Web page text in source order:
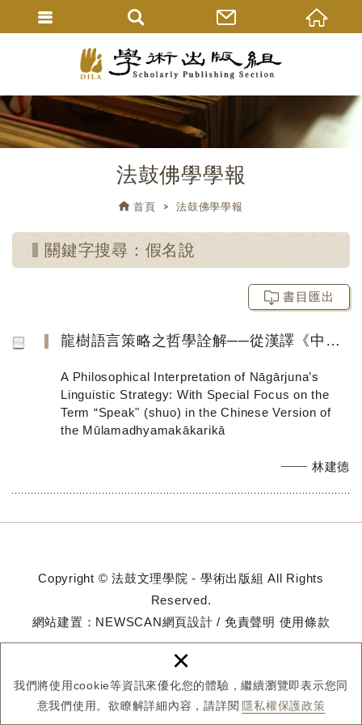
我們將使用cookie等資訊來優化您的體驗，繼續瀏覽即表示您同
意我們使用。欲瞭解詳細內容，請詳閱 隱私權保護政策
×
法鼓佛學學報
首頁 法鼓佛學學報
關鍵字搜尋：假名說
書目匯出
龍樹語言策略之哲學詮解──從漢譯《中論》之「說」字作線索
A Philosophical Interpretation of Nāgārjuna’s
Linguistic Strategy: With Special Focus on the
Term “Speak" (shuo) in the Chinese Version of
the Mūlamadhyamakākarikā
林建德
Copyright © 法鼓文理學院 - 學術出版組 All Rights
Reserved.
網站建置： NEWSCAN網頁設計 / 免責聲明 使用條款